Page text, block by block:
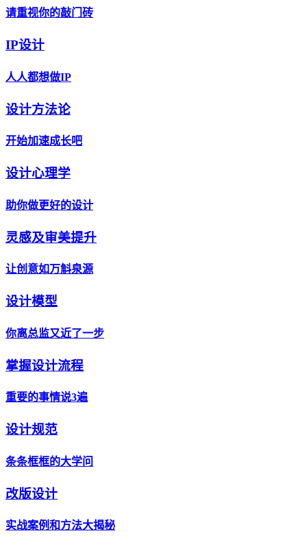
请重视你的敲门砖
IP设计
人人都想做IP
设计方法论
开始加速成长吧
设计心理学
助你做更好的设计
灵感及审美提升
让创意如万斛泉源
设计模型
你离总监又近了一步
掌握设计流程
重要的事情说3遍
设计规范
条条框框的大学问
改版设计
实战案例和方法大揭秘